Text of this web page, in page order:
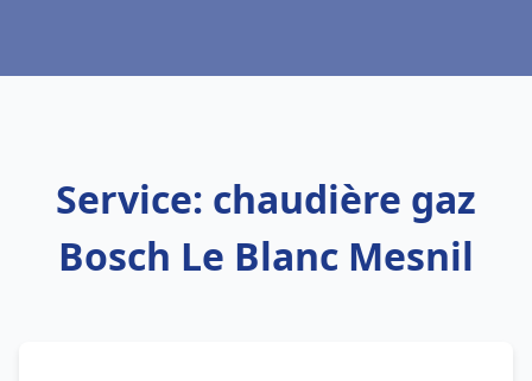
Service: chaudière gaz
Bosch Le Blanc Mesnil